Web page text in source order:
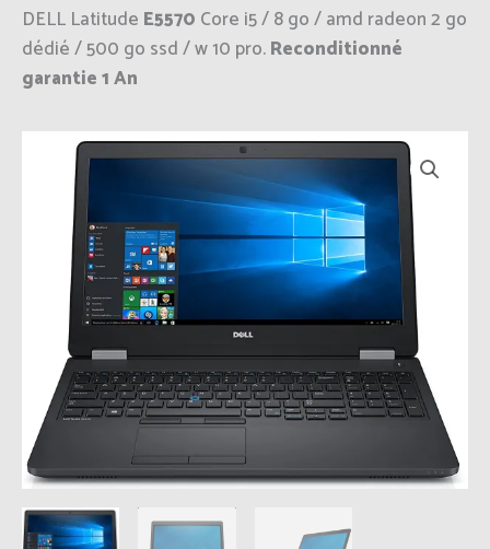
DELL Latitude E5570 Core i5 / 8 go / amd radeon 2 go
dédié / 500 go ssd / w 10 pro.Reconditionné
garantie 1 An